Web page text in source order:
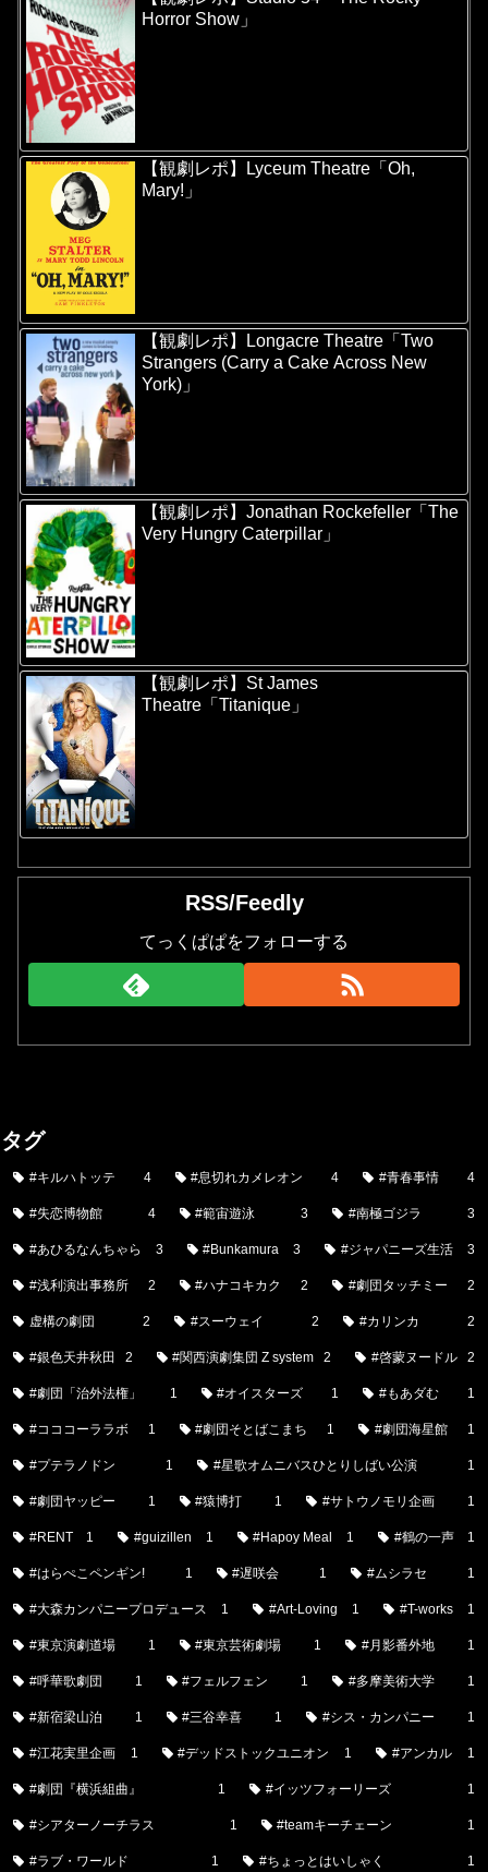
Horror Show」
【観劇レポ】Lyceum Theatre「Oh,
Mary!」
【観劇レポ】Longacre Theatre「Two
Strangers (Carry a Cake Across New
York)」
【観劇レポ】Jonathan Rockefeller「The
Very Hungry Caterpillar」
【観劇レポ】St James
Theatre「Titanique」
RSS/Feedly
てっくぱぱをフォローする
タグ
#キルハトッテ 4 #息切れカメレオン 4 #青春事情 4
#失恋博物館 4 #範宙遊泳 3 #南極ゴジラ 3
#あひるなんちゃら 3 #Bunkamura 3 #ジャパニーズ生活 3
#浅利演出事務所 2 #ハナコキカク 2 #劇団タッチミー 2
虚構の劇団 2 #スーウェイ 2 #カリンカ 2
#銀色天井秋田 2 #関西演劇集団 Z system 2 #啓蒙ヌードル 2
#劇団「治外法権」 1 #オイスターズ 1 #もあダむ 1
#コココーララボ 1 #劇団そとばこまち 1 #劇団海星館 1
#プテラノドン 1 #星歌オムニバスひとりしばい公演 1
#劇団ヤッピー 1 #猿博打 1 #サトウノモリ企画 1
#RENT 1 #guizillen 1 #Hapoy Meal 1 #鶴の一声 1
#はらぺこペンギン! 1 #遅咲会 1 #ムシラセ 1
#大森カンパニープロデュース 1 #Art-Loving 1 #T-works 1
#東京演劇道場 1 #東京芸術劇場 1 #月影番外地 1
#呼華歌劇団 1 #フェルフェン 1 #多摩美術大学 1
#新宿梁山泊 1 #三谷幸喜 1 #シス・カンパニー 1
#江花実里企画 1 #デッドストックユニオン 1 #アンカル 1
#劇団『横浜組曲』 1 #イッツフォーリーズ 1
#シアターノーチラス 1 #teamキーチェーン 1
#ラブ・ワールド 1 #ちょっとはいしゃく 1